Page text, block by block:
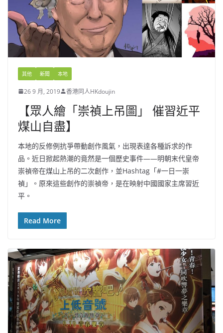
其他 新聞 本地
26 9 月, 2019 香港同人HKdoujin
【眾人繪「崇禎上吊圖」 催習近平
煤山自盡】
本地的反修例抗爭帶動創作風氣，出現表達各種訴求的作
品。近日掀起熱潮的竟然是一個歷史事件——明朝末代皇帝
崇禎帝在煤山上吊的二次創作，並Hashtag「#一日一崇
禎」。原來這些創作的崇禎帝，是在映射中國國家主席習近
平。
Read More